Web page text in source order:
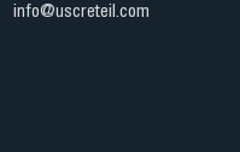
info@uscreteil.com